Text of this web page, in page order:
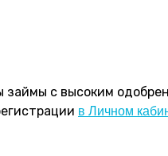
с высоким
в Личном